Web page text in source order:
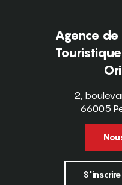
Agence de
2,
66005